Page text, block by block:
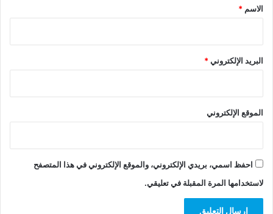
*
الاسم *
البريد الإلكتروني*
الموقع الإلكتروني
احفظ اسمي، بريدي الإلكتروني، والموقع الإلكتروني في هذا المتصفح
لاستخدامها المرة المقبلة في تعليقي.